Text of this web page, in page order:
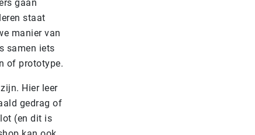
gaan
staat
manier van
samen iets
of prototype.
Hier leer
gedrag of
(en dit is